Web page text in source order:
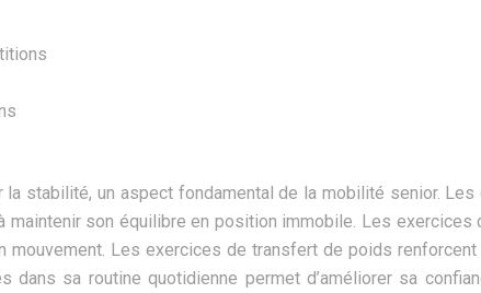
stabilité, un aspect fondamental de la mobilité senior.
son équilibre en position immobile. Les exercices
mouvement. Les exercices de transfert de poids
sa routine quotidienne permet d’améliorer sa